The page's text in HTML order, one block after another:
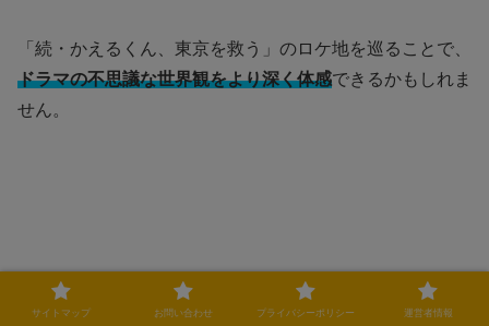
「続・かえるくん、東京を救う」のロケ地を巡ることで、
ドラマの不思議な世界観をより深く体感できるかもしれま
せん。
サイトマップ お問い合わせ プライバシーポリシー 運営者情報